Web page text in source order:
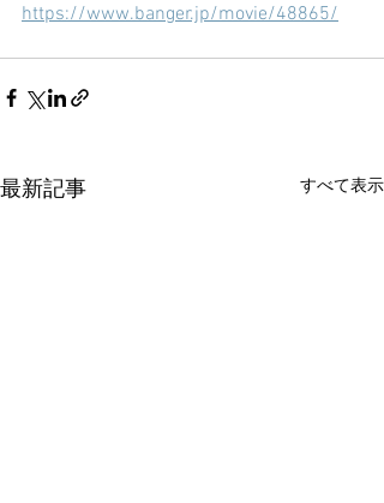
https://www.banger.jp/movie/48865/
最新記事 すべて表示